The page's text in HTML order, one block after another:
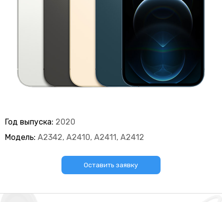
Год выпуска: 2020
Модель: A2342, A2410, A2411, A2412
Оставить заявку